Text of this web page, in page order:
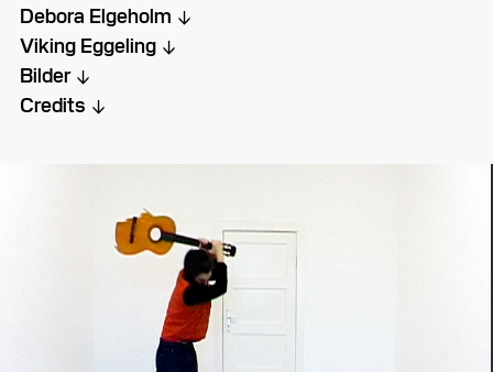
Debora Elgeholm
Viking Eggeling
Bilder
Credits